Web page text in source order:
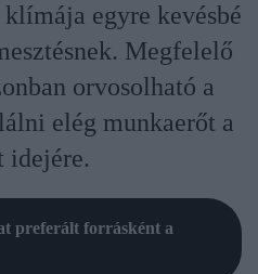
egyre kevésbé
Megfelelő
orvosolható a
elég munkaerőt a
idejére.
preferált forrásként a